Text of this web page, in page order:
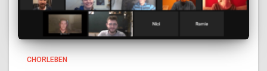
CHORLEBEN